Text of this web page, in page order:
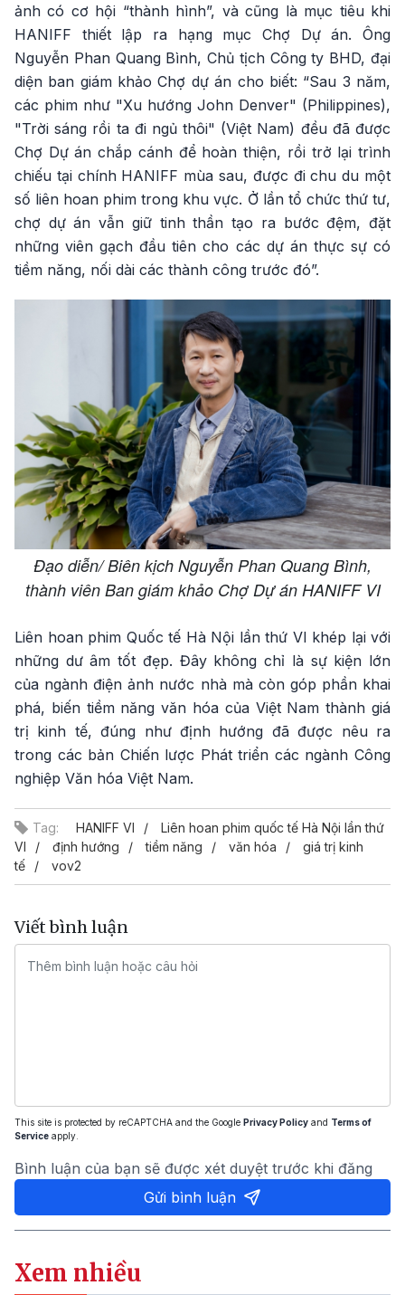
ảnh có cơ hội “thành hình”, và cũng là mục tiêu khi
HANIFF thiết lập ra hạng mục Chợ Dự án. Ông
Nguyễn Phan Quang Bình, Chủ tịch Công ty BHD, đại
diện ban giám khảo Chợ dự án cho biết: “Sau 3 năm,
các phim như "Xu hướng John Denver" (Philippines),
"Trời sáng rồi ta đi ngủ thôi" (Việt Nam) đều đã được
Chợ Dự án chắp cánh để hoàn thiện, rồi trở lại trình
chiếu tại chính HANIFF mùa sau, được đi chu du một
số liên hoan phim trong khu vực. Ở lần tổ chức thứ tư,
chợ dự án vẫn giữ tinh thần tạo ra bước đệm, đặt
những viên gạch đầu tiên cho các dự án thực sự có
tiềm năng, nối dài các thành công trước đó”.
Đạo diễn/ Biên kịch Nguyễn Phan Quang Bình,
thành viên Ban giám khảo Chợ Dự án HANIFF VI
Liên hoan phim Quốc tế Hà Nội lần thứ VI khép lại với
những dư âm tốt đẹp. Đây không chỉ là sự kiện lớn
của ngành điện ảnh nước nhà mà còn góp phần khai
phá, biến tiềm năng văn hóa của Việt Nam thành giá
trị kinh tế, đúng như định hướng đã được nêu ra
trong các bản Chiến lược Phát triển các ngành Công
nghiệp Văn hóa Việt Nam.
Tag: HANIFF VI
Liên hoan phim quốc tế Hà Nội lần thứ
VI
định hướng tiềm năng văn hóa
giá trị kinh
tế
vov2
Viết bình luận
This site is protected by reCAPTCHA and the Google Privacy Policy and Terms of
Service apply.
Bình luận của bạn sẽ được xét duyệt trước khi đăng
Gửi bình luận
Xem nhiều